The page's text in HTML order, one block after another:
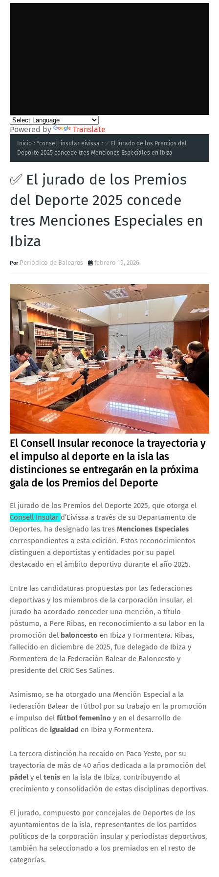
Powered by Translate
Inicio *consell insular eivissa
✅ El jurado de los Premios del
Deporte 2025 concede tres Menciones Especiales en Ibiza
✅ El jurado de los Premios
del Deporte 2025 concede
tres Menciones Especiales en
Ibiza
Periódico de Baleares febrero 19, 2026
El Consell Insular reconoce la trayectoria y
el impulso al deporte en la isla las
distinciones se entregarán en la próxima
gala de los Premios del Deporte
El jurado de los Premios del Deporte 2025, que otorga el
Consell Insular d’Eivissa a través de su Departamento de
Deportes, ha designado las tres Menciones Especiales
correspondientes a esta edición. Estos reconocimientos
distinguen a deportistas y entidades por su papel
destacado en el ámbito deportivo durante el año 2025.
Entre las candidaturas propuestas por las federaciones
deportivas y los miembros de la corporación insular, el
jurado ha acordado conceder una mención, a título
póstumo, a Pere Ribas, en reconocimiento a su labor en la
promoción del baloncesto en Ibiza y Formentera. Ribas,
fallecido en diciembre de 2025, fue delegado de Ibiza y
Formentera de la Federación Balear de Baloncesto y
presidente del CRIC Ses Salines.
Asimismo, se ha otorgado una Mención Especial a la
Federación Balear de Fútbol por su trabajo en la promoción
e impulso del fútbol femenino y en el desarrollo de
políticas de igualdad en Ibiza y Formentera.
La tercera distinción ha recaído en Paco Yeste, por su
trayectoria de más de 40 años dedicada a la promoción del
pádely el tenis en la isla de Ibiza, contribuyendo al
crecimiento y consolidación de estas disciplinas deportivas.
El jurado, compuesto por concejales de Deportes de los
ayuntamientos de la isla, representantes de los partidos
políticos de la corporación insular y periodistas deportivos,
también ha seleccionado a los premiados en el resto de
categorías.